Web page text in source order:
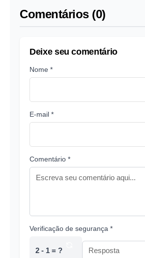
Comentários (0)
Deixe seu comentário
Nome *
E-mail *
Comentário *
Verificação de segurança *
2 - 1 = ?